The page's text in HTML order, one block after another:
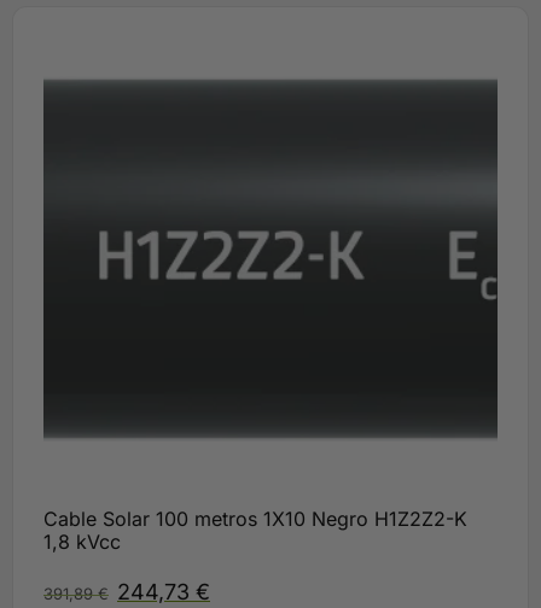
Cable Solar 100 metros 1X10 Negro H1Z2Z2-K
1,8 kVcc
391,89€ 244,73 €